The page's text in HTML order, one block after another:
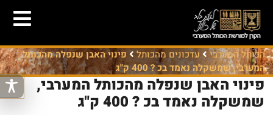
הכותל המערבי עדכונים מהכותל
פינוי האבן שנפלה מהכותל
המערבי, שמשקלה נאמד בכ ? 400 ק"ג
פינוי האבן שנפלה מהכותל המערבי,
שמשקלה נאמד בכ ? 400 ק"ג